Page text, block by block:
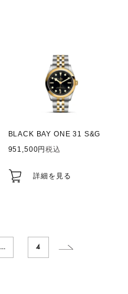
BLACK BAY ONE 31 S&G
951,500
税込
詳細を見る
… 4